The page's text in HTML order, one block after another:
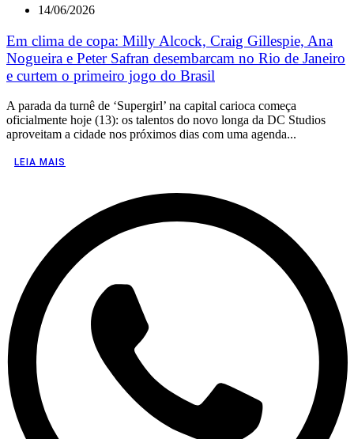
14/06/2026
Em clima de copa: Milly Alcock, Craig Gillespie, Ana
Nogueira e Peter Safran desembarcam no Rio de Janeiro
e curtem o primeiro jogo do Brasil
A parada da turnê de ‘Supergirl’ na capital carioca começa
oficialmente hoje (13): os talentos do novo longa da DC Studios
aproveitam a cidade nos próximos dias com uma agenda...
LEIA MAIS